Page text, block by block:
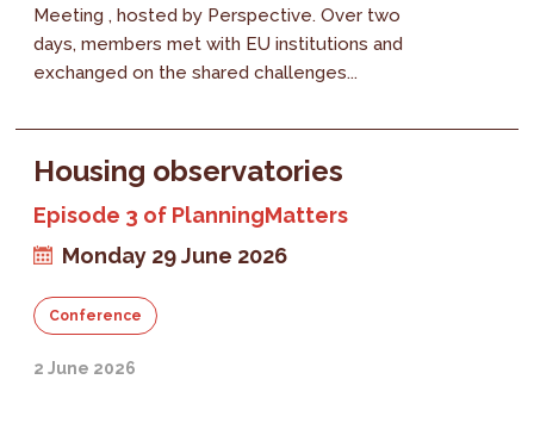
Meeting , hosted by Perspective. Over two
days, members met with EU institutions and
exchanged on the shared challenges...
Housing observatories
Episode 3 of PlanningMatters
Monday 29 June 2026
Conference
2 June 2026